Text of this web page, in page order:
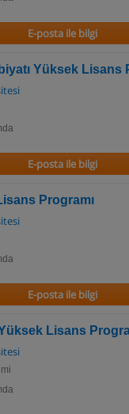
E-posta ile bilgi
Yüksek Lisans
E-posta ile bilgi
Programı
E-posta ile bilgi
Lisans